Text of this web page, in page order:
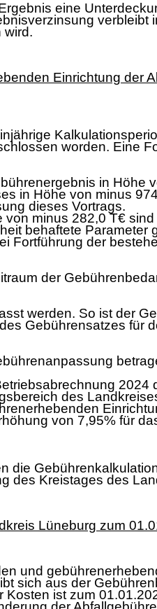
eine
verbleibt
wird.
Einrichtung der
worden. Eine
in Höhe
in Höhe von minus
dieses Vortrags.
von minus 282,0 T€
behaftete Parameter
Fortführung der
der
werden. So ist der
Gebührensatzes für
2024
des
von 7,95% für
die
des Kreistages des
Lüneburg zum
und
sich aus der
ist zum